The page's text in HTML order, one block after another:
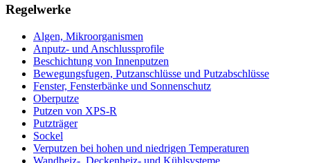
Regelwerke
Algen, Mikroorganismen
Anputz- und Anschlussprofile
Beschichtung von Innenputzen
Bewegungsfugen, Putzanschlüsse und Putzabschlüsse
Fenster, Fensterbänke und Sonnenschutz
Oberputze
Putzen von XPS-R
Putzträger
Sockel
Verputzen bei hohen und niedrigen Temperaturen
Wandheiz-, Deckenheiz- und Kühlsysteme